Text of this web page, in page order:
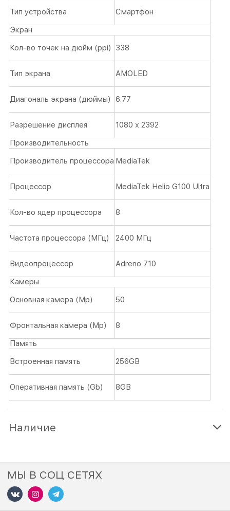
Тип устройства
Смартфон
Экран
Кол-во точек на дюйм (ppi)
338
Тип экрана AMOLED
Диагональ экрана (дюймы) 6.77
Разрешение дисплея
1080 x 2392
Производительность
Производитель процессора MediaTek
Процессор MediaTek Helio G100 Ultra
Кол-во ядер процессора 8
Частота процессора (МГц) 2400 МГц
Видеопроцессор
Adreno 710
Камеры
Основная камера (Mp)
50
Фронтальная камера (Mp)
8
Память
Встроенная память
256GB
Оперативная память (Gb) 8GB
Наличие
МЫ В СОЦ СЕТЯХ